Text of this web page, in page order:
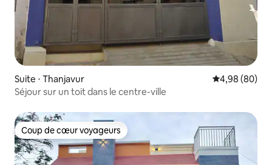
Suite ⋅ Thanjavur Évaluation
4,98 (80)
Séjour sur un toit dans le centre-ville
Coup de cœur voyageurs
Coup de cœur voyageurs